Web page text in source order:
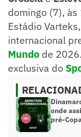
domingo (7),
Estádio
internacional
Mundo de
exclusiva do
onde
pré-